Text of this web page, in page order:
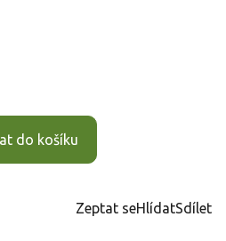
do košíku
Zeptat seHlídatSdílet